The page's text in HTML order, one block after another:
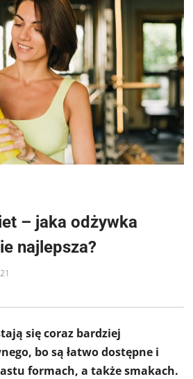
– jaka odżywka
najlepsza?
się coraz bardziej
bo są łatwo dostępne i
formach, a także smakach.